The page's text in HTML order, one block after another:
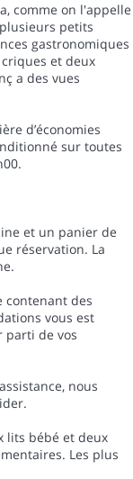
comme on l'appelle
petits
gastronomiques
et deux
a des vues
d’économies
sur toutes
et un panier de
réservation. La
contenant des
vous est
parti de vos
nous
lits bébé et deux
Les plus